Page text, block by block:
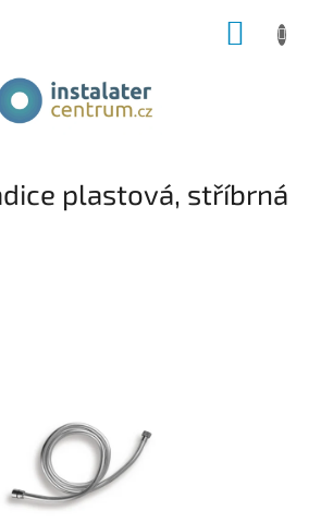
plastová, stříbrná